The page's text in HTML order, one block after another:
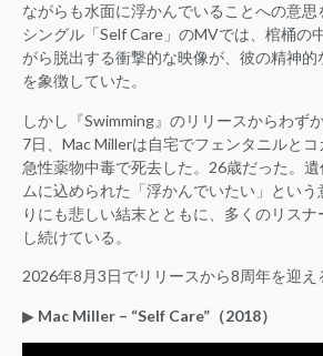
ながらも水面に浮かんでいることへの意
シングル「Self Care」のMVでは、棺桶の
がら脱出する衝撃的な映像が、彼の精神
を象徴していた。
しかし『Swimming』のリリースからわず
7日、Mac Millerは自宅でフェンタニルと
急性薬物中毒で死去した。26歳だった。
ムに込められた「浮かんでいたい」という
りにも悲しい結末とともに、多くのリス
し続けている。
2026年8月3日でリリースから8周年を迎え
▶︎ Mac Miller – “Self Care”（2018）